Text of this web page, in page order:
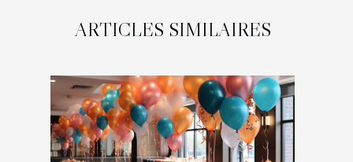
ARTICLES SIMILAIRES